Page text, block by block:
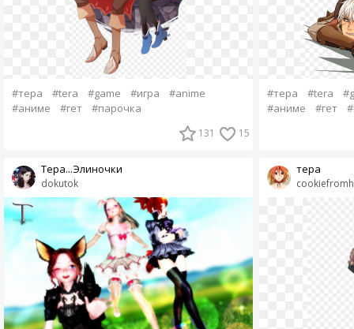
#тера #tera #game #игра
#anime
#аниме
#гет #парочка
131 15
dokutok
Тера...Элиночки
#тера #tera
#аниме
#гет
тера